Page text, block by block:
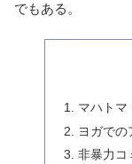
でもある。
マハトマ
ヨガでの
非暴力